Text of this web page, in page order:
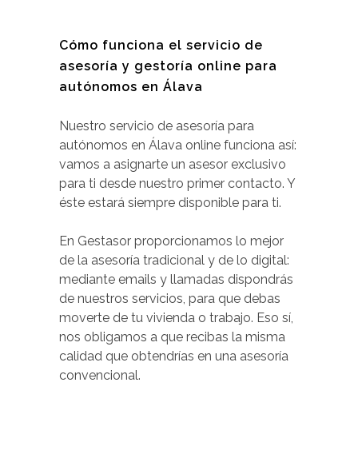
Cómo funciona el servicio de
asesoría y gestoría online para
autónomos en Álava
Nuestro servicio de asesoría para
autónomos en Álava online funciona así:
vamos a asignarte un asesor exclusivo
para ti desde nuestro primer contacto. Y
éste estará siempre disponible para ti.
En Gestasor proporcionamos lo mejor
de la asesoría tradicional y de lo digital:
mediante emails y llamadas dispondrás
de nuestros servicios, para que debas
moverte de tu vivienda o trabajo. Eso sí,
nos obligamos a que recibas la misma
calidad que obtendrías en una asesoría
convencional.